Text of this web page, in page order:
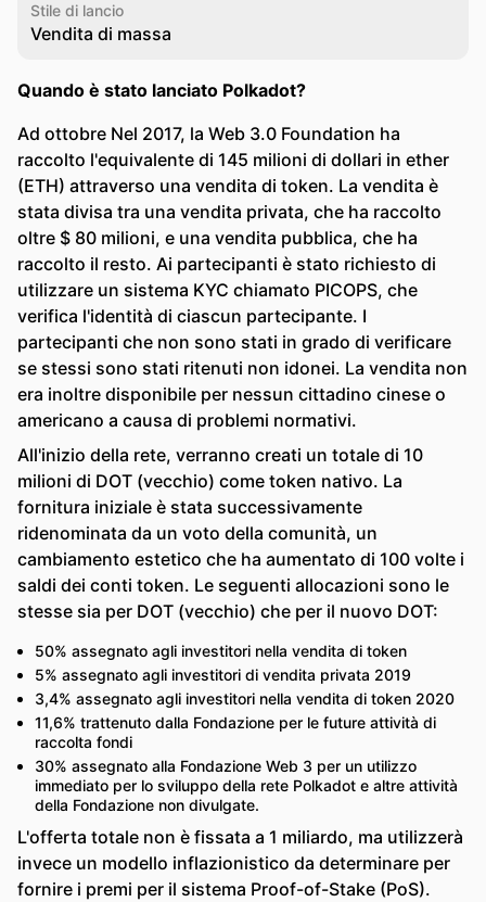
Stile di lancio
Vendita di massa
Quando è stato lanciato Polkadot?
Ad ottobre Nel 2017, la Web 3.0 Foundation ha
raccolto l'equivalente di 145 milioni di dollari in ether
(ETH) attraverso una vendita di token. La vendita è
stata divisa tra una vendita privata, che ha raccolto
oltre $ 80 milioni, e una vendita pubblica, che ha
raccolto il resto. Ai partecipanti è stato richiesto di
utilizzare un sistema KYC chiamato PICOPS, che
verifica l'identità di ciascun partecipante. I
partecipanti che non sono stati in grado di verificare
se stessi sono stati ritenuti non idonei. La vendita non
era inoltre disponibile per nessun cittadino cinese o
americano a causa di problemi normativi.
All'inizio della rete, verranno creati un totale di 10
milioni di DOT (vecchio) come token nativo. La
fornitura iniziale è stata successivamente
ridenominata da un voto della comunità, un
cambiamento estetico che ha aumentato di 100 volte i
saldi dei conti token. Le seguenti allocazioni sono le
stesse sia per DOT (vecchio) che per il nuovo DOT:
50% assegnato agli investitori nella vendita di token
5% assegnato agli investitori di vendita privata 2019
3,4% assegnato agli investitori nella vendita di token 2020
11,6% trattenuto dalla Fondazione per le future attività di
raccolta fondi
30% assegnato alla Fondazione Web 3 per un utilizzo
immediato per lo sviluppo della rete Polkadot e altre attività
della Fondazione non divulgate.
L'offerta totale non è fissata a 1 miliardo, ma utilizzerà
invece un modello inflazionistico da determinare per
fornire i premi per il sistema Proof-of-Stake (PoS).